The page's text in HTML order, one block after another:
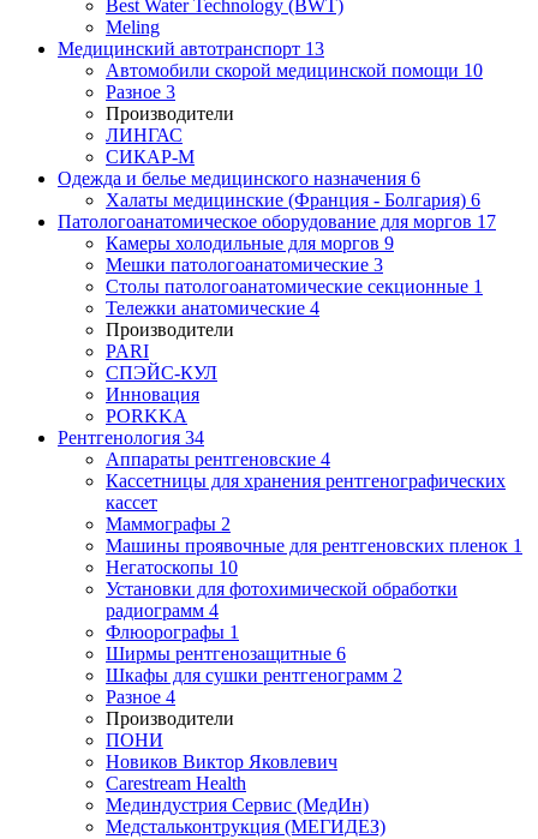
Best Water Technology (BWT)
Meling
Медицинский автотранспорт 13
Автомобили скорой медицинской помощи 10
Разное 3
Производители
ЛИНГАС
СИКАР-М
Одежда и белье медицинского назначения 6
Халаты медицинские (Франция - Болгария) 6
Патологоанатомическое оборудование для моргов 17
Камеры холодильные для моргов 9
Мешки патологоанатомические 3
Столы патологоанатомические секционные 1
Тележки анатомические 4
Производители
PARI
СПЭЙС-КУЛ
Инновация
PORKKA
Рентгенология 34
Аппараты рентгеновские 4
Кассетницы для хранения рентгенографических
кассет
Маммографы 2
Машины проявочные для рентгеновских пленок 1
Негатоскопы 10
Установки для фотохимической обработки
радиограмм 4
Флюорографы 1
Ширмы рентгенозащитные 6
Шкафы для сушки рентгенограмм 2
Разное 4
Производители
ПОНИ
Новиков Виктор Яковлевич
Carestream Health
Мединдустрия Сервис (МедИн)
Медстальконтрукция (МЕГИДЕЗ)